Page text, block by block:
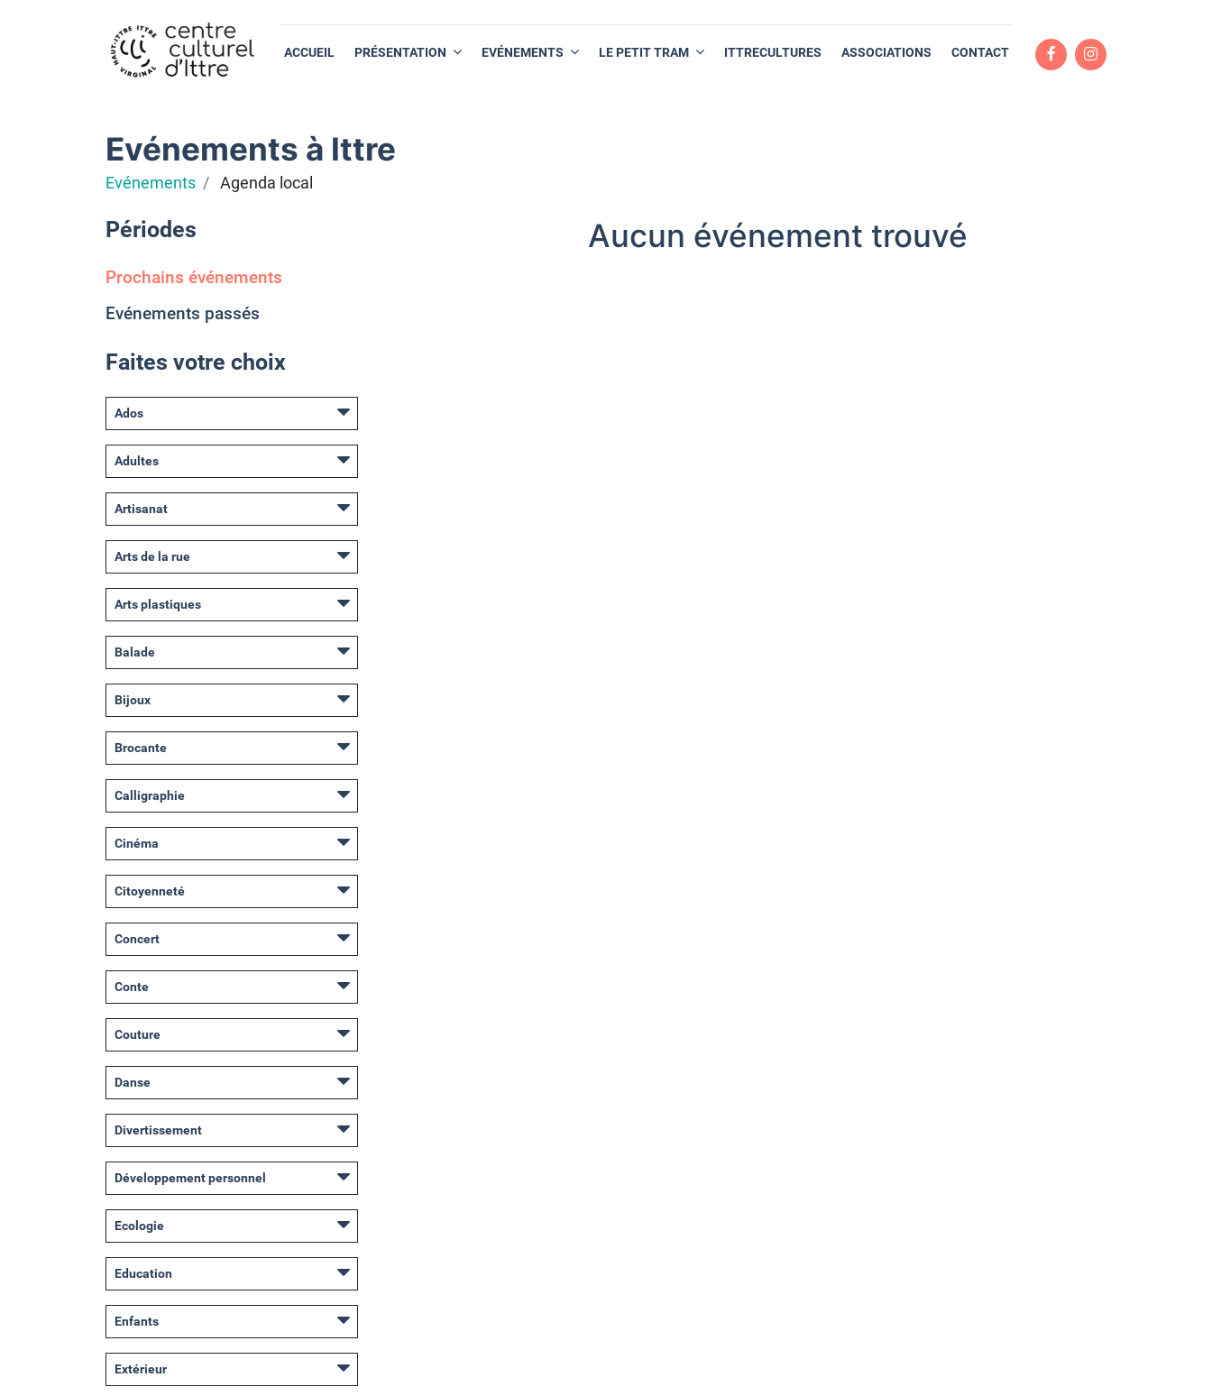
ACCUEIL PRÉSENTATION EVÉNEMENTS LE PETIT TRAM ITTRECULTURES ASSOCIATIONS CONTACT
Evénements à Ittre
Evénements Agenda local
Périodes
Prochains événements
Evénements passés
Faites votre choix
Ados
Adultes
Artisanat
Arts de la rue
Arts plastiques
Balade
Bijoux
Brocante
Calligraphie
Cinéma
Citoyenneté
Concert
Conte
Couture
Danse
Divertissement
Développement personnel
Ecologie
Education
Enfants
Extérieur
Aucun événement trouvé